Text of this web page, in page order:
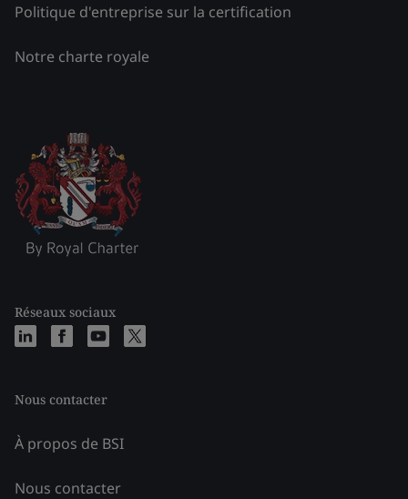
Politique d'entreprise sur la certification
Notre charte royale
Réseaux sociaux
Nous contacter
À propos de BSI
Nous contacter